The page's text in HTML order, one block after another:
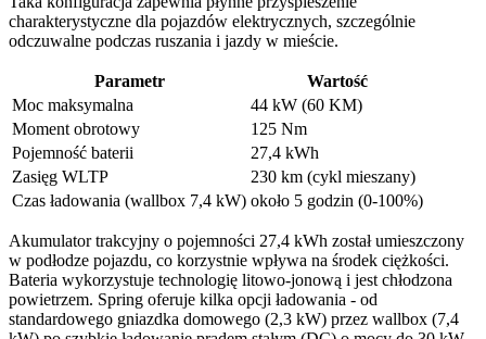
charakterystyczne dla pojazdów elektrycznych, szczególnie
odczuwalne podczas ruszania i jazdy w mieście.
Parametr
Wartość
Moc maksymalna
44 kW (60 KM)
Moment obrotowy
125 Nm
Pojemność baterii
27,4 kWh
Zasięg WLTP
230 km (cykl mieszany)
Czas ładowania (wallbox 7,4 kW) około 5 godzin (0-100%)
Akumulator trakcyjny o pojemności 27,4 kWh został umieszczony
w podłodze pojazdu, co korzystnie wpływa na środek ciężkości.
Bateria wykorzystuje technologię litowo-jonową i jest chłodzona
powietrzem. Spring oferuje kilka opcji ładowania - od
standardowego gniazdka domowego (2,3 kW) przez wallbox (7,4